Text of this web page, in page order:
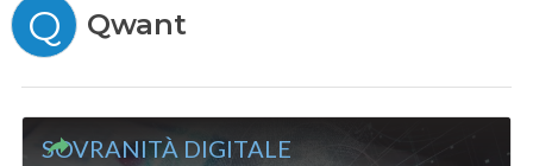
Q Qwant
SOVRANITÀ DIGITALE